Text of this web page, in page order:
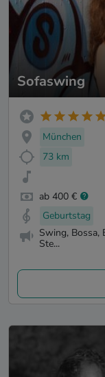
Sofaswing
München
73 km
ab 400 €
Geburtstag
Swing, Bossa,
Ste...